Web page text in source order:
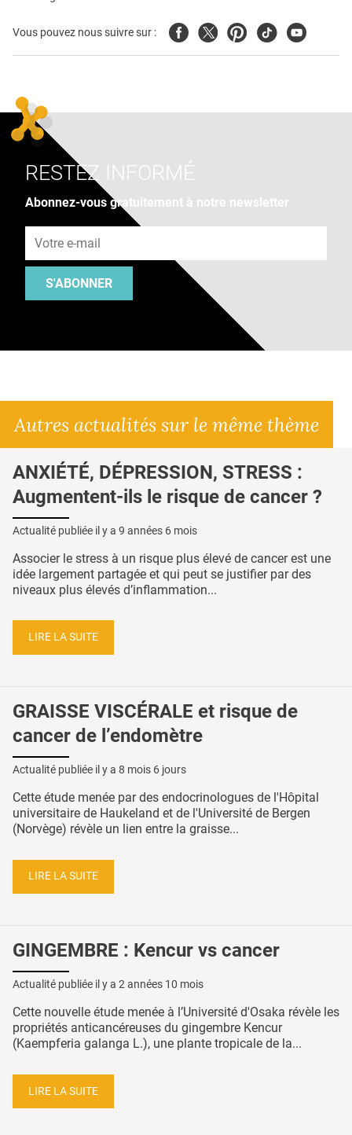
Vous pouvez nous suivre sur : FacebookTwitterPinterest
TiktokYoutube
RESTEZ INFORMÉ
Abonnez-vous gratuitement à notre newsletter
S'ABONNER
Autres actualités sur le même thème
ANXIÉTÉ, DÉPRESSION, STRESS :
Augmentent-ils le risque de cancer ?
Actualité publiée il y a 9 années 6 mois
Associer le stress à un risque plus élevé de cancer est une
idée largement partagée et qui peut se justifier par des
niveaux plus élevés d’inflammation...
LIRE LA SUITE
GRAISSE VISCÉRALE et risque de
cancer de l’endomètre
Actualité publiée il y a 8 mois 6 jours
Cette étude menée par des endocrinologues de l'Hôpital
universitaire de Haukeland et de l'Université de Bergen
(Norvège) révèle un lien entre la graisse...
LIRE LA SUITE
GINGEMBRE : Kencur vs cancer
Actualité publiée il y a 2 années 10 mois
Cette nouvelle étude menée à l’Université d'Osaka révèle les
propriétés anticancéreuses du gingembre Kencur
(Kaempferia galanga L.), une plante tropicale de la...
LIRE LA SUITE